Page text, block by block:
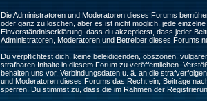
Die Administratoren und Moderatoren dieses Forums
oder ganz zu löschen, aber es ist nicht möglich, jede
Einverständniserklärung, dass du akzeptierst, dass jeder
Administratoren, Moderatoren und Betreiber dieses Forums
Du verpflichtest dich, keine beleidigenden, obszönen,
strafbaren Inhalte in diesem Forum zu veröffentlichen.
behalten uns vor, Verbindungsdaten u. ä. an die
und Moderatoren dieses Forums das Recht ein, Beiträge
sperren. Du stimmst zu, dass die im Rahmen der